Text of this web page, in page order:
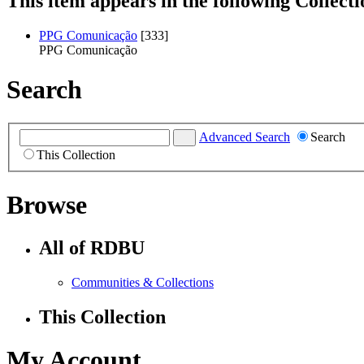
PPG Comunicação [333]
PPG Comunicação
Search
Advanced Search
Search
This Collection
Browse
All of RDBU
Communities & Collections
This Collection